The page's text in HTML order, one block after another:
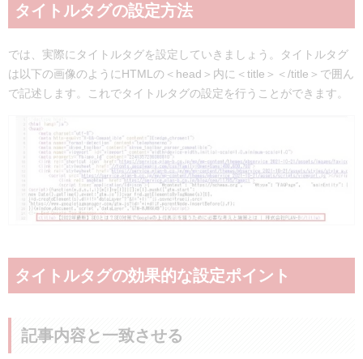
タイトルタグの設定方法
では、実際にタイトルタグを設定していきましょう。タイトルタグ
は以下の画像のようにHTMLの＜head＞内に＜title＞＜/title＞で囲ん
で記述します。これでタイトルタグの設定を行うことができます。
タイトルタグの効果的な設定ポイント
記事内容と一致させる